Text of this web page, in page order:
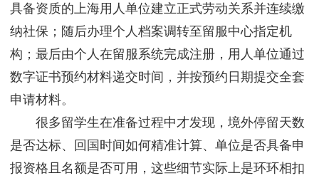
具备资质的上海用人单位建立正式劳动关系并连续缴
纳社保；随后办理个人档案调转至留服中心指定机
构；最后由个人在留服系统完成注册，用人单位通过
数字证书预约材料递交时间，并按预约日期提交全套
申请材料。
很多留学生在准备过程中才发现，境外停留天数
是否达标、回国时间如何精准计算、单位是否具备申
报资格且名额是否可用，这些细节实际上是环环相扣